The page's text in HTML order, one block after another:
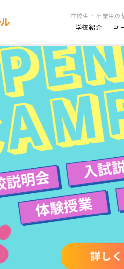
在校生・卒業生の
学校紹介 コ